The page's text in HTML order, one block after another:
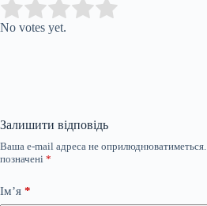
Rate this item:
No votes yet.
Залишити відповідь
Ваша e-mail адреса не оприлюднюватиметься.
позначені *
Ім’я *